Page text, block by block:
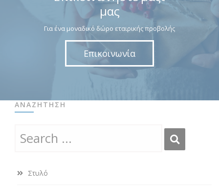
μας
Για ένα μοναδικό δώρο εταιρικής προβολής
Επικοινωνία
ΑΝΑΖΉΤΗΣΗ
Στυλό